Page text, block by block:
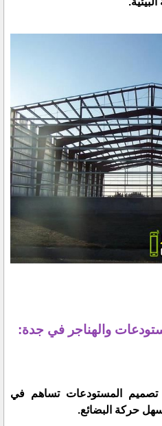
والهناجر في جدة:
تصميم المستودعات تساهم في
حركة البضائع.